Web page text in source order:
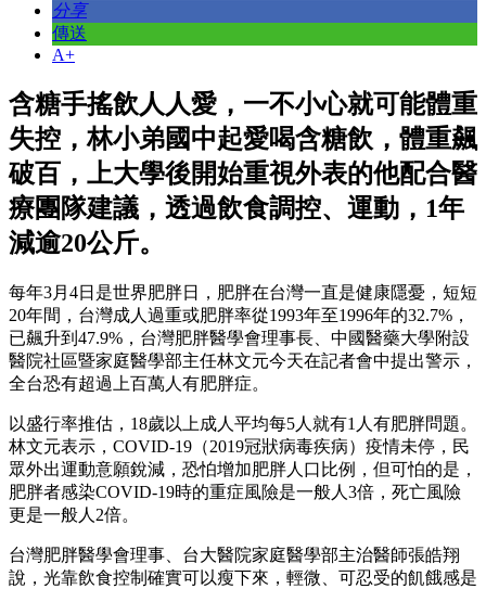
分享
傳送
A+
含糖手搖飲人人愛，一不小心就可能體重
失控，林小弟國中起愛喝含糖飲，體重飆
破百，上大學後開始重視外表的他配合醫
療團隊建議，透過飲食調控、運動，1年
減逾20公斤。
每年3月4日是世界肥胖日，肥胖在台灣一直是健康隱憂，短短
20年間，台灣成人過重或肥胖率從1993年至1996年的32.7%，
已飆升到47.9%，台灣肥胖醫學會理事長、中國醫藥大學附設
醫院社區暨家庭醫學部主任林文元今天在記者會中提出警示，
全台恐有超過上百萬人有肥胖症。
以盛行率推估，18歲以上成人平均每5人就有1人有肥胖問題。
林文元表示，COVID-19（2019冠狀病毒疾病）疫情未停，民
眾外出運動意願銳減，恐怕增加肥胖人口比例，但可怕的是，
肥胖者感染COVID-19時的重症風險是一般人3倍，死亡風險
更是一般人2倍。
台灣肥胖醫學會理事、台大醫院家庭醫學部主治醫師張皓翔
說，光靠飲食控制確實可以瘦下來，輕微、可忍受的飢餓感是